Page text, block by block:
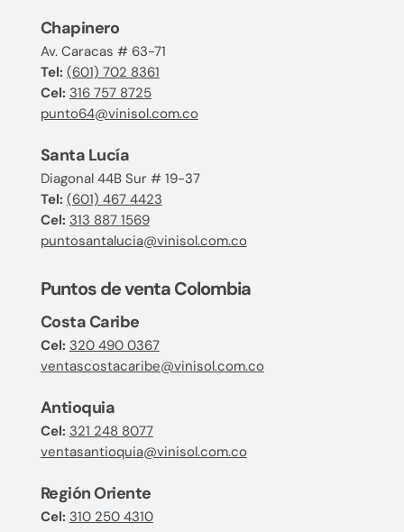
Chapinero
Av. Caracas # 63-71
Tel: (601) 702 8361
Cel: 316 757 8725
punto64@vinisol.com.co
Santa Lucía
Diagonal 44B Sur # 19-37
Tel: (601) 467 4423
Cel: 313 887 1569
puntosantalucia@vinisol.com.co
Puntos de venta Colombia
Costa Caribe
Cel: 320 490 0367
ventascostacaribe@vinisol.com.co
Antioquia
Cel: 321 248 8077
ventasantioquia@vinisol.com.co
Región Oriente
Cel: 310 250 4310